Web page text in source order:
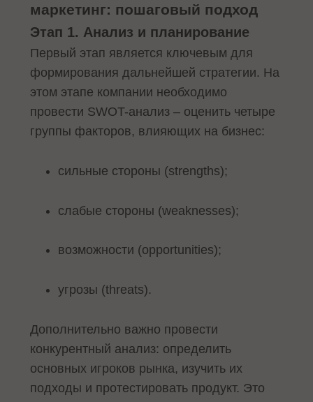
маркетинг: пошаговый подход
Этап 1. Анализ и планирование
Первый этап является ключевым для
формирования дальнейшей стратегии. На
этом этапе компании необходимо
провести SWOT-анализ – оценить четыре
группы факторов, влияющих на бизнес:
сильные стороны (strengths);
слабые стороны (weaknesses);
возможности (opportunities);
угрозы (threats).
Дополнительно важно провести
конкурентный анализ: определить
основных игроков рынка, изучить их
подходы и протестировать продукт. Это